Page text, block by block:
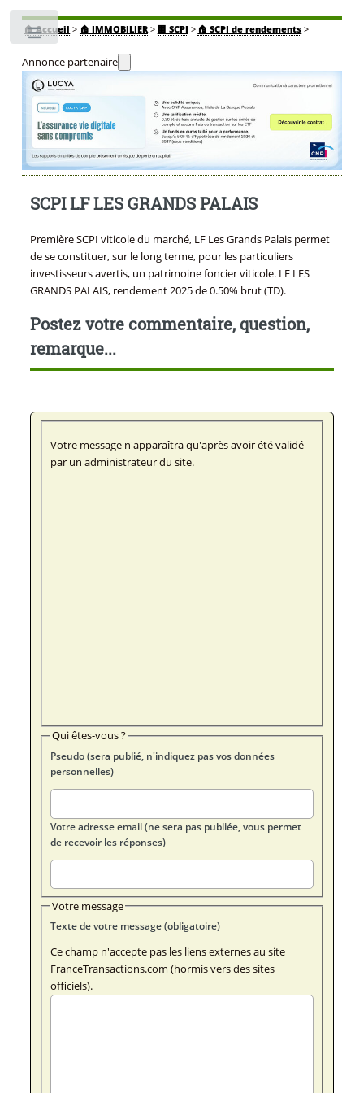
🏠Accueil > 🏠 IMMOBILIER> 🏢 SCPI > 🏠 SCPI de rendements >
Annonce partenaire
SCPI LF LES GRANDS PALAIS
Première SCPI viticole du marché, LF Les Grands Palais permet
de se constituer, sur le long terme, pour les particuliers
investisseurs avertis, un patrimoine foncier viticole. LF LES
GRANDS PALAIS, rendement 2025 de 0.50% brut (TD).
Postez votre commentaire, question,
remarque...
Votre message n'apparaîtra qu'après avoir été validé
par un administrateur du site.
Qui êtes-vous ?
Pseudo (sera publié, n'indiquez pas vos données
personnelles)
Votre adresse email (ne sera pas publiée, vous permet
de recevoir les réponses)
Votre message
Texte de votre message (obligatoire)
Ce champ n'accepte pas les liens externes au site
FranceTransactions.com (hormis vers des sites
officiels).
Toggle